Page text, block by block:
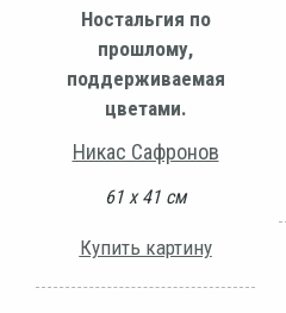
Ностальгия по
прошлому,
поддерживаемая
цветами.
Никас Сафронов
61 х 41 см
Купить картину